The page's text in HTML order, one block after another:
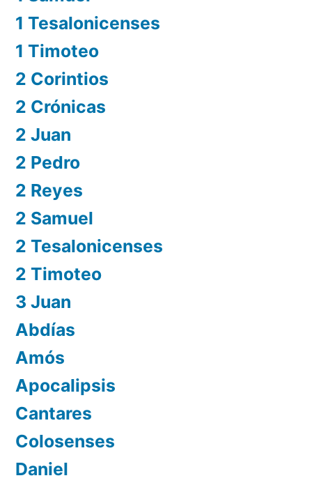
1 Tesalonicenses
1 Timoteo
2 Corintios
2 Crónicas
2 Juan
2 Pedro
2 Reyes
2 Samuel
2 Tesalonicenses
2 Timoteo
3 Juan
Abdías
Amós
Apocalipsis
Cantares
Colosenses
Daniel